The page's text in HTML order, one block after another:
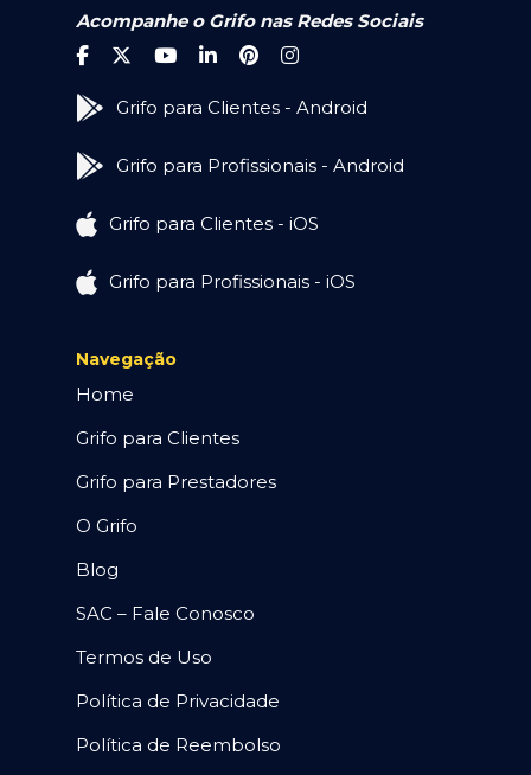
Acompanhe o Grifo nas Redes Sociais
Grifo para Clientes - Android
Grifo para Profissionais - Android
Grifo para Clientes - iOS
Grifo para Profissionais - iOS
Navegação
Home
Grifo para Clientes
Grifo para Prestadores
O Grifo
Blog
SAC – Fale Conosco
Termos de Uso
Política de Privacidade
Política de Reembolso